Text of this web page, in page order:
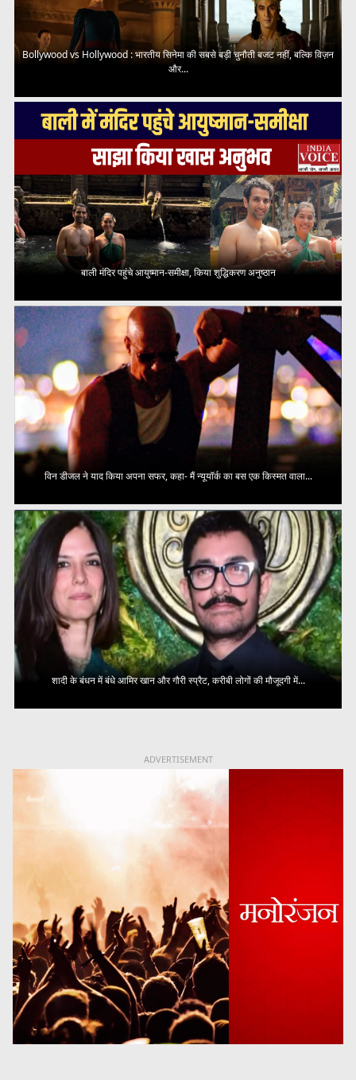
Bollywood vs Hollywood : भारतीय सिनेमा की सबसे बड़ी चुनौती बजट नहीं, बल्कि विज़न
और...
बाली मंदिर पहुंचे आयुष्मान-समीक्षा, किया शुद्धिकरण अनुष्ठान
विन डीजल ने याद किया अपना सफर, कहा- मैं न्यूयॉर्क का बस एक किस्मत वाला...
शादी के बंधन में बंधे आमिर खान और गौरी स्प्रैट, करीबी लोगों की मौजूदगी में...
ADVERTISEMENT